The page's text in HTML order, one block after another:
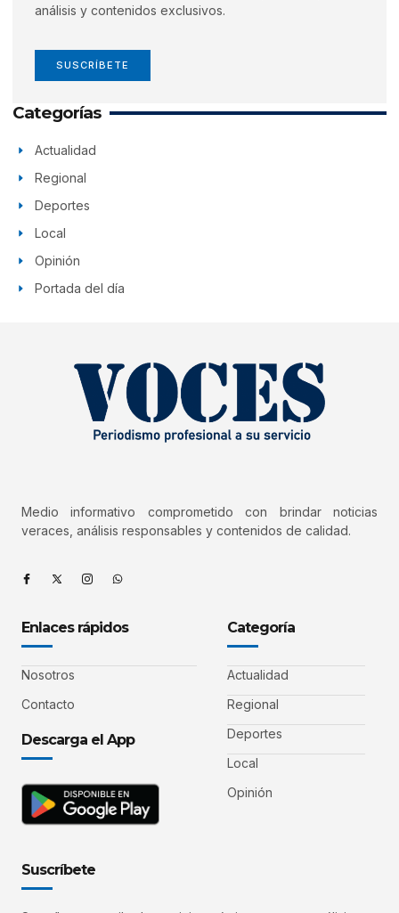
análisis y contenidos exclusivos.
SUSCRÍBETE
Categorías
Actualidad
Regional
Deportes
Local
Opinión
Portada del día
Medio informativo comprometido con brindar noticias
veraces, análisis responsables y contenidos de calidad.
Enlaces rápidos
Nosotros
Contacto
Descarga el App
Categoría
Actualidad
Regional
Deportes
Local
Opinión
Suscríbete